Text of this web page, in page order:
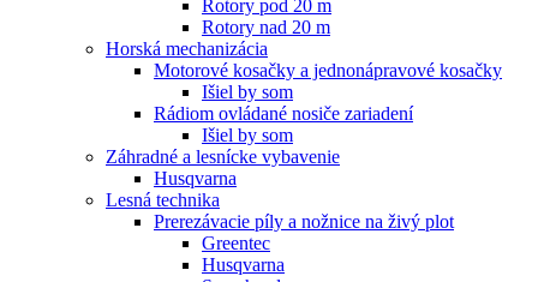
Rotory pod 20 m
Rotory nad 20 m
Horská mechanizácia
Motorové kosačky a jednonápravové kosačky
Išiel by som
Rádiom ovládané nosiče zariadení
Išiel by som
Záhradné a lesnícke vybavenie
Husqvarna
Lesná technika
Prerezávacie píly a nožnice na živý plot
Greentec
Husqvarna